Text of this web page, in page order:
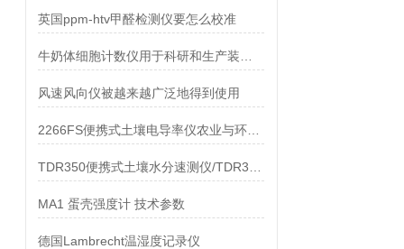
英国ppm-htv甲醛检测仪要怎么校准
风速风向仪被越来越广泛地得到使用
MA1 蛋壳强度计 技术参数
德国Lambrecht温湿度记录仪